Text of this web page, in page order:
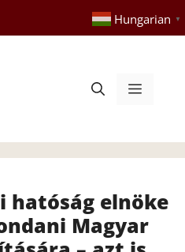
Hungarian ▼
Menü
hatóság elnöke
Magyar